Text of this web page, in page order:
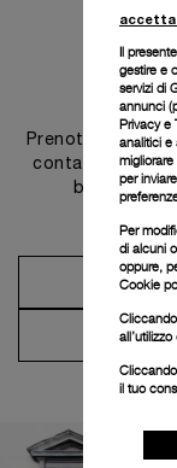
Prenota un
contatta il
beneficiare
accetta
Il
gestire e
servizi di
annunci
Privacy e
analitici e
per
Per
di alcuni
oppure,
Cookie
il tuo